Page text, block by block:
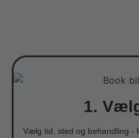
1.
Vælg tid, sted og behandling -